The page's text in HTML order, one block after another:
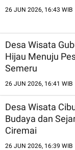
26 JUN 2026, 16:43 WIB
Desa Wisata
Hijau Menuju
Semeru
26 JUN 2026, 16:41 WIB
Desa Wisata
Budaya dan
Ciremai
26 JUN 2026, 16:39 WIB